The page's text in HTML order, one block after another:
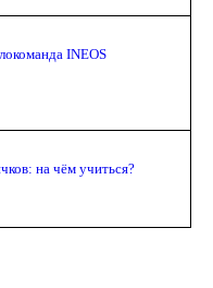
INEOS
на чём учиться?